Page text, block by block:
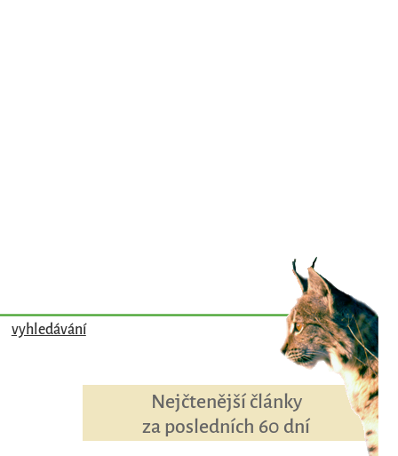
vyhledávání
Nejčtenější články
za posledních 60 dní